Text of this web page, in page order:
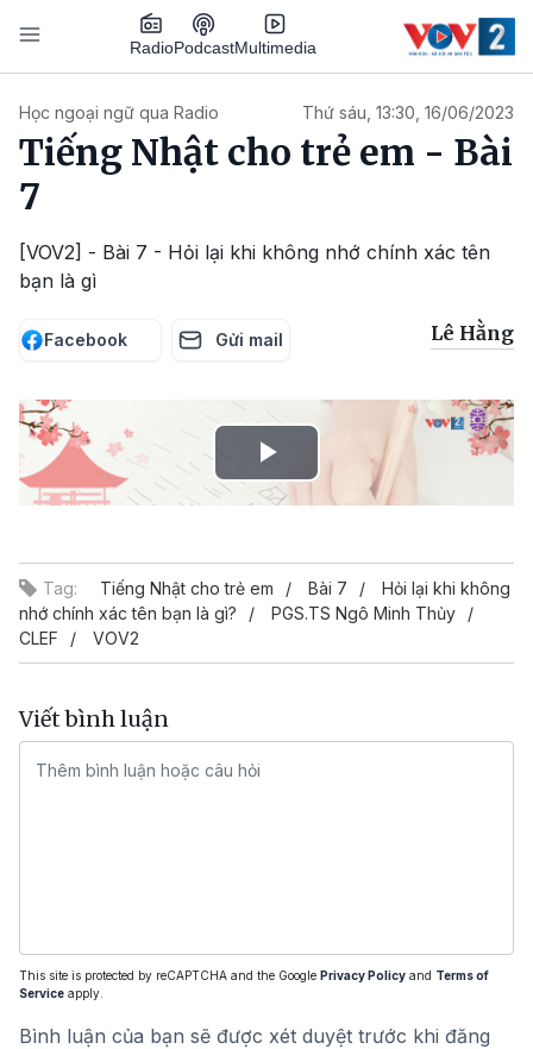
Nhảy đến nội dung
RadioPodcastMultimedia
Học ngoại ngữ qua Radio Thứ sáu, 13:30, 16/06/2023
Tiếng Nhật cho trẻ em - Bài
7
[VOV2] - Bài 7 - Hỏi lại khi không nhớ chính xác tên
bạn là gì
Facebook Gửi mail Lê Hằng
Play
Tag: Tiếng Nhật cho trẻ em Bài 7
Hỏi lại khi không
nhớ chính xác tên bạn là gì?
PGS.TS Ngô Minh Thủy
CLEF
VOV2
Viết bình luận
This site is protected by reCAPTCHA and the Google Privacy Policy and Terms of
Service apply.
Bình luận của bạn sẽ được xét duyệt trước khi đăng